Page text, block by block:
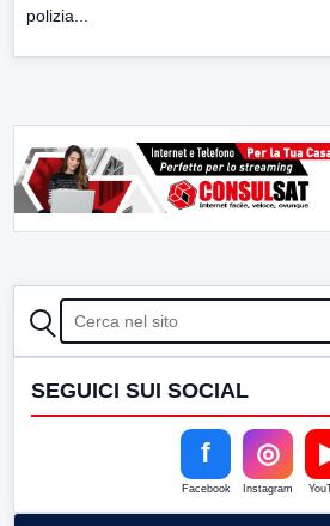
polizia...
CERCA
SEGUICI SUI SOCIAL
f
Facebook
◎
Instagram